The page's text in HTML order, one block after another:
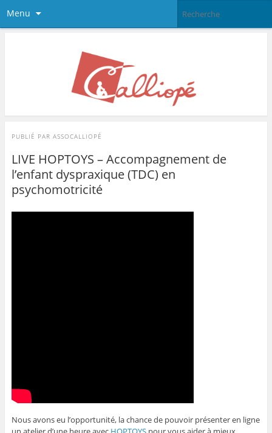
Menu
PUBLIÉ PAR ASSOCALLIOPÉ
LIVE HOPTOYS – Accompagnement de
l’enfant dyspraxique (TDC) en
psychomotricité
Nous avons eu l’opportunité, la chance de pouvoir présenter en ligne